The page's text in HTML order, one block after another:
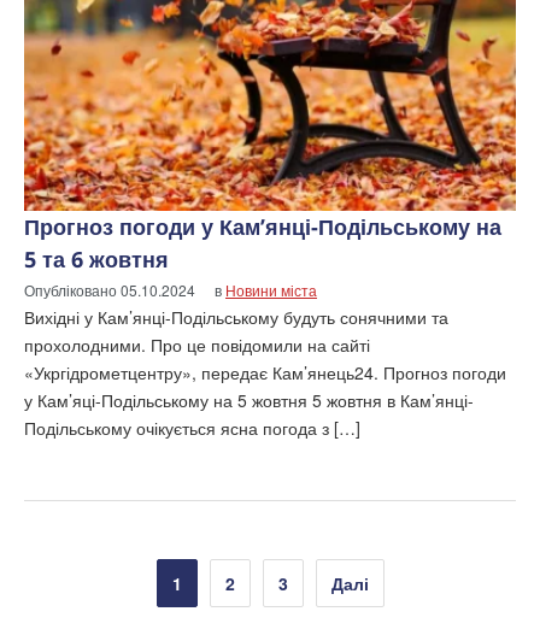
Прогноз погоди у Кам’янці-Подільському на
5 та 6 жовтня
Опубліковано05.10.2024 в Новини міста
Вихідні у Кам’янці-Подільському будуть сонячними та
прохолодними. Про це повідомили на сайті
«Укргідрометцентру», передає Кам’янець24. Прогноз погоди
у Кам’яці-Подільському на 5 жовтня 5 жовтня в Кам’янці-
Подільському очікується ясна погода з […]
Пагінація
1 2 3 Далі